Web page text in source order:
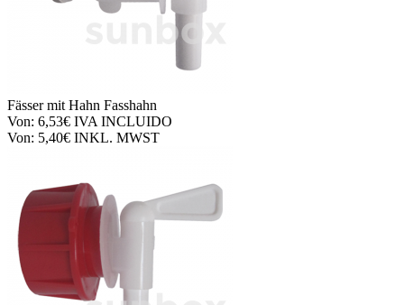
Fässer mit Hahn Fasshahn
Von: 6,53€ IVA INCLUIDO
Von: 5,40€ INKL. MWST